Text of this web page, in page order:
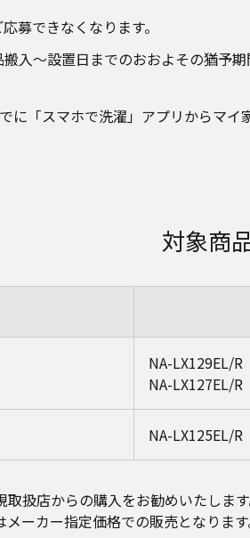
募できなくなります。
入～設置日までのおおよその猶予期
「スマホで洗濯」アプリからマイ
対象商
NA-LX129EL/R
NA-LX127EL/R
NA-LX125EL/R
扱店からの購入をお勧めいたします
ーカー指定価格での販売となります